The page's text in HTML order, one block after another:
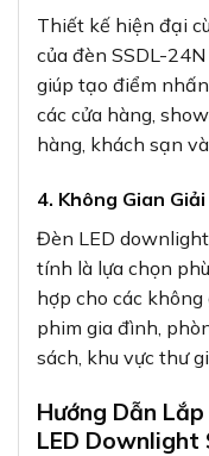
Thiết kế hiện đại
của đèn SSDL-24N
giúp tạo điểm
các cửa hàng,
hàng, khách sạn
4. Không Gian
Đèn LED
tính là lựa chọn phù
hợp cho các
phim gia đình,
sách, khu vực thư
Hướng Dẫn
LED Downlight